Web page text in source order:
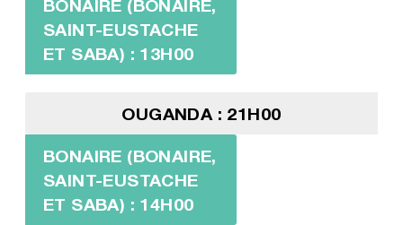
BONAIRE (BONAIRE,
SAINT-EUSTACHE
ET SABA) : 13H00
OUGANDA : 21H00
BONAIRE (BONAIRE,
SAINT-EUSTACHE
ET SABA) : 14H00